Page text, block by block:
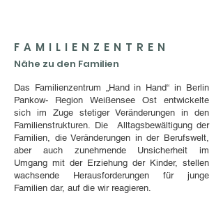
FAMILIENZENTREN
Nähe zu den Familien
Das Familienzentrum „Hand in Hand“ in Berlin
Pankow- Region Weißensee Ost entwickelte
sich im Zuge stetiger Veränderungen in den
Familienstrukturen. Die Alltagsbewältigung der
Familien, die Veränderungen in der Berufswelt,
aber auch zunehmende Unsicherheit im
Umgang mit der Erziehung der Kinder, stellen
wachsende Herausforderungen für junge
Familien dar, auf die wir reagieren.